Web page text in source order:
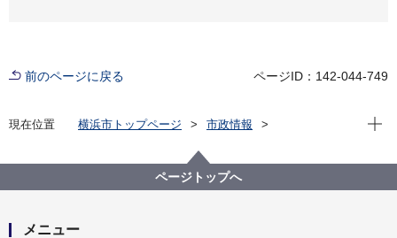
前のページに戻る ページID：142-044-749
現在位置 横浜市トップページ
市政情報
横浜市の広報に関するアンケート調査
現在
ページトップへ
メニュー